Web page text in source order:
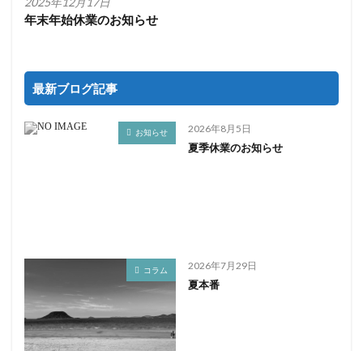
年末年始休業のお知らせ
最新ブログ記事
お知らせ 2026年8月5日
夏季休業のお知らせ
コラム 2026年7月29日
夏本番